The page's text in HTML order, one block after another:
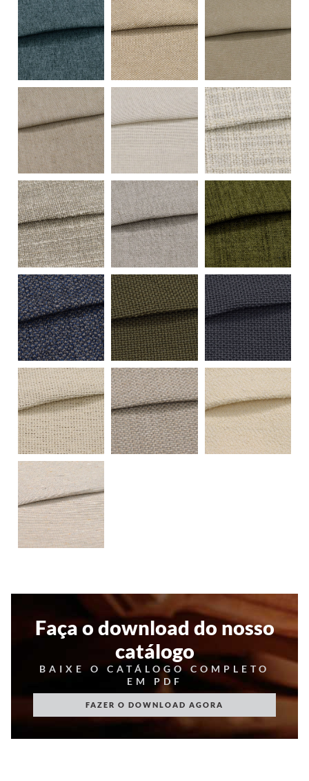
Faça o download do nosso
catálogo
BAIXE O CATÁLOGO COMPLETO
EM PDF
FAZER O DOWNLOAD AGORA